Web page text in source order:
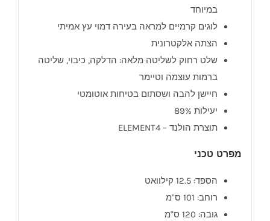
במיוחד
לוגים קרמיים למראה בעירה דמוי עץ אמיתי
הצתה אלקטרונית
שלט רחוק לשליטה מלאה: הדלקה, כיבוי, שליטה
ברמות עוצמה וטיימר
חיישן להבה ושסתום בטיחות אוטומטי
יעילות 89%
תוצרת הולנד – ELEMENT4
מפרט טכני
הספד: 12.5 קילוואט
רוחב: 101 ס"מ
גובה: 120 ס"מ